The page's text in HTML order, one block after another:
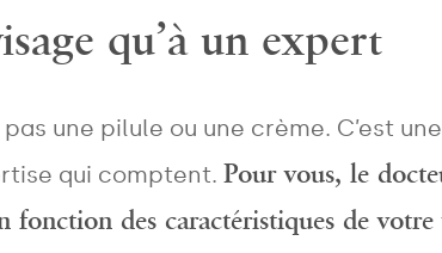
qu’à un expert
pas une pilule ou une crème. C’est
qui comptent. Pour vous, le
fonction des caractéristiques de votre
EMAIL*